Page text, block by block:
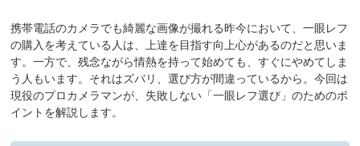
携帯電話のカメラでも綺麗な画像が撮れる昨今において、一眼レフ
の購入を考えている人は、上達を目指す向上心があるのだと思いま
す。一方で、残念ながら情熱を持って始めても、すぐにやめてしま
う人もいます。それはズバリ、選び方が間違っているから。今回は
現役のプロカメラマンが、失敗しない「一眼レフ選び」のためのポ
イントを解説します。